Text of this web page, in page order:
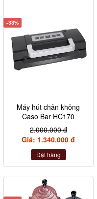
-33%
Máy hút chân không
Caso Bar HC170
2.000.000 đ
Giá: 1.340.000 đ
Đặt hàng